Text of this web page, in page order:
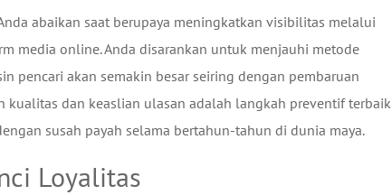
abaikan saat berupaya meningkatkan visibilitas melalui
media online. Anda disarankan untuk menjauhi metode
pencari akan semakin besar seiring dengan pembaruan
kualitas dan keaslian ulasan adalah langkah preventif terbaik
susah payah selama bertahun-tahun di dunia maya.
Loyalitas